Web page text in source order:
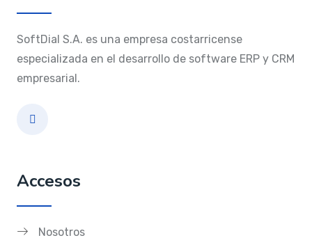
SoftDial S.A. es una empresa costarricense
especializada en el desarrollo de software ERP y CRM
empresarial.
Accesos
Nosotros